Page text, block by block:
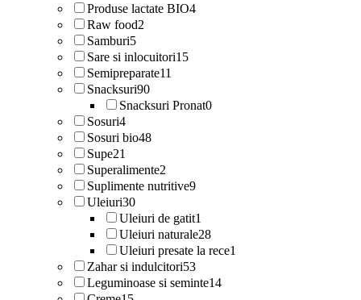
Produse lactate BIO4
Raw food2
Samburi5
Sare si inlocuitori15
Semipreparate11
Snacksuri90
Snacksuri Pronat0
Sosuri4
Sosuri bio48
Supe21
Superalimente2
Suplimente nutritive9
Uleiuri30
Uleiuri de gatit1
Uleiuri naturale28
Uleiuri presate la rece1
Zahar si indulcitori53
Leguminoase si seminte14